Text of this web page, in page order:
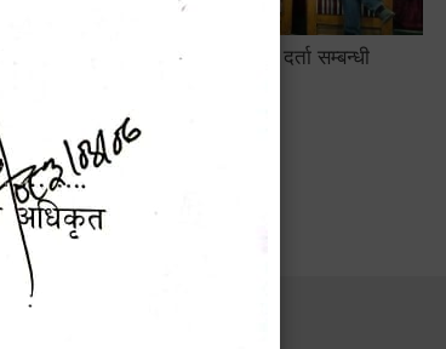
सामाजिक सुरक्षा तथा घटना दर्ता सम्बन्धी